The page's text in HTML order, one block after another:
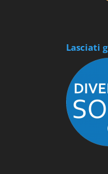
Lasciati